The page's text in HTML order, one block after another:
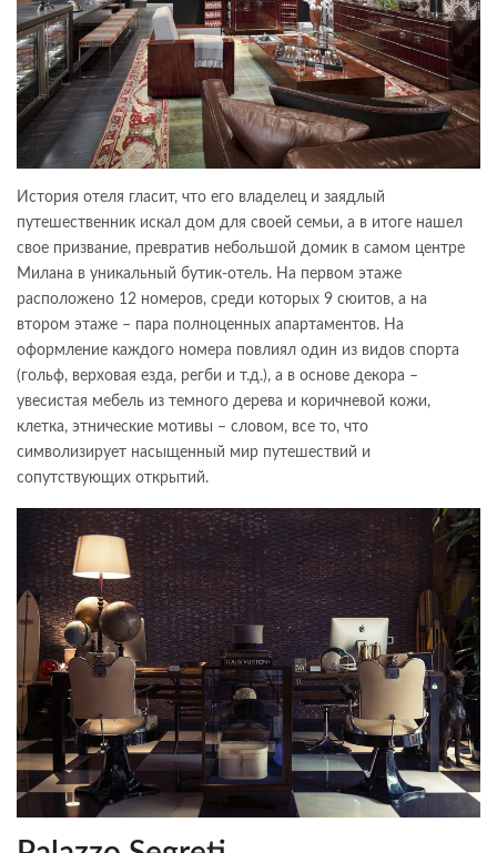
История отеля гласит, что его владелец и заядлый
путешественник искал дом для своей семьи, а в итоге нашел
свое призвание, превратив небольшой домик в самом центре
Милана в уникальный бутик-отель. На первом этаже
расположено 12 номеров, среди которых 9 сюитов, а на
втором этаже – пара полноценных апартаментов. На
оформление каждого номера повлиял один из видов спорта
(гольф, верховая езда, регби и т.д.), а в основе декора –
увесистая мебель из темного дерева и коричневой кожи,
клетка, этнические мотивы – словом, все то, что
символизирует насыщенный мир путешествий и
сопутствующих открытий.